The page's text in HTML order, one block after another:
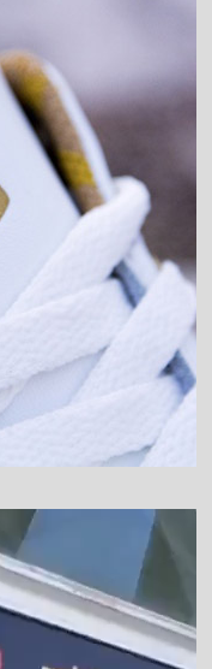
نمایشگر
ویدیو